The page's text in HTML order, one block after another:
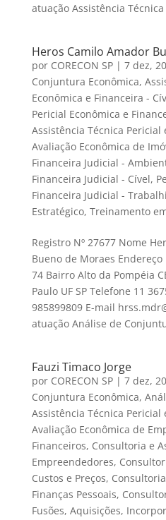
atuação Assistência
Heros Camilo Amador
por CORECON SP| 7 dez,
Conjuntura Econômica,
Econômica e Financeira -
Pericial Econômica e
Assistência Técnica Pericial
Avaliação Econômica de
Financeira Judicial -
Financeira Judicial - Cível,
Financeira Judicial -
Estratégico, Treinamento
Registro Nº 27677 Nome
Bueno de Moraes
74 Bairro Alto da Pompéia
Paulo UF SP Telefone 11
985899809 E-mail
atuação Análise de
Fauzi Timaco Jorge
por CORECON SP| 7 dez,
Conjuntura Econômica,
Assistência Técnica Pericial
Avaliação Econômica de
Financeiros, Consultoria e
Empreendedores,
Custos e Preços,
Finanças Pessoais,
Fusões, Aquisições,